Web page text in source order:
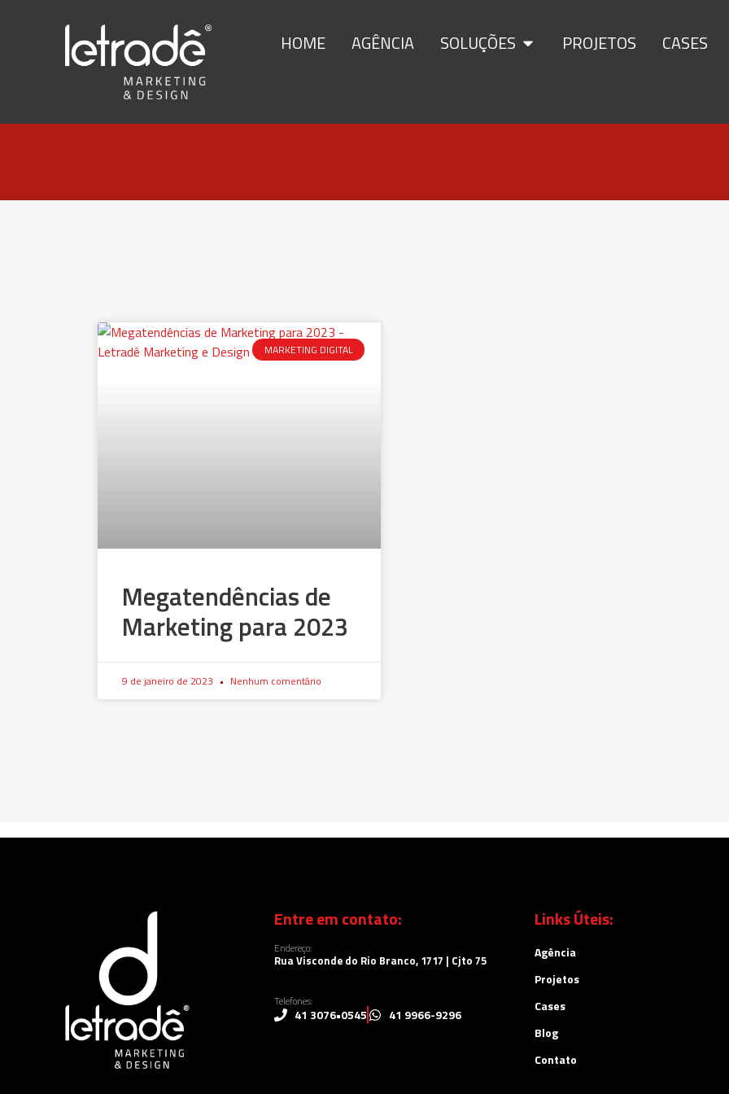
HOME AGÊNCIA SOLUÇÕES PROJETOS CASES
MARKETING DIGITAL
Megatendências de
Marketing para 2023
9 de janeiro de 2023 Nenhum comentário
Entre em contato:
Endereço:
Rua Visconde do Rio Branco, 1717 | Cjto 75
Telefones:
41 3076•0545 41 9966-9296
Links Úteis:
Agência
Projetos
Cases
Blog
Contato